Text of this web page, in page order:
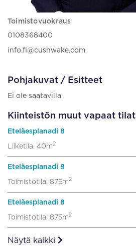
Toimistovuokraus
0108368400
info.fi@cushwake.com
Pohjakuvat / Esitteet
Ei ole saatavilla
Kiinteistön muut vapaat tilat
Eteläesplanadi 8
Liiketila, 40m2
Eteläesplanadi 8
Toimistotila, 875m2
Eteläesplanadi 8
Toimistotila, 875m2
Näytä kaikki